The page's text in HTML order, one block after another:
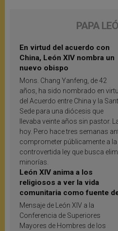
PAPA
En virtud del acuerdo con
China, León XIV nombra un
nuevo obispo
Mons. Chang Yanfeng, de 42
años, ha sido nombrado en
del Acuerdo entre China y la
Sede para una diócesis que
llevaba veinte años sin pastor.
hoy. Pero hace tres semanas
comprometer públicamente a
controvertida ley que busca
minorías.
León XIV anima a los
religiosos a ver la vida
comunitaria como fuente
inspiración y santificación
Mensaje de León XIV a la
Conferencia de Superiores
Mayores de Hombres de los